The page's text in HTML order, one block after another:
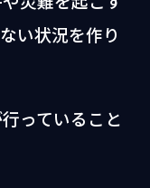
い状況を作り
っていること